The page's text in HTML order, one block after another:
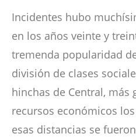
Incidentes hubo
en los años veinte y
tremenda popularidad
división de clases
hinchas de Central, más
recursos económicos
esas distancias se